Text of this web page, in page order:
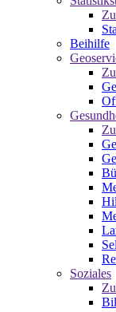
Beihilfe
Soziales